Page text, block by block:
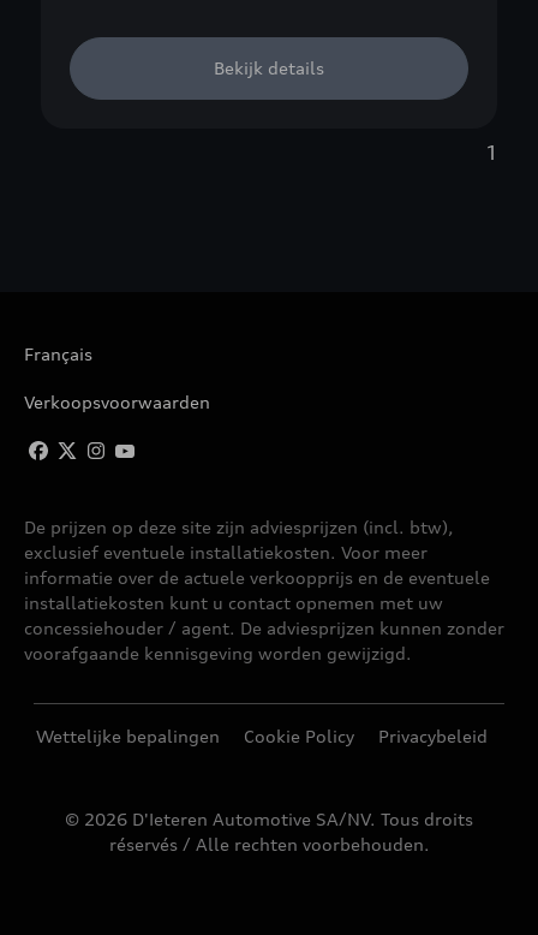
Bekijk details
1
Français
Verkoopsvoorwaarden
De prijzen op deze site zijn adviesprijzen (incl. btw),
exclusief eventuele installatiekosten. Voor meer
informatie over de actuele verkoopprijs en de eventuele
installatiekosten kunt u contact opnemen met uw
concessiehouder / agent. De adviesprijzen kunnen zonder
voorafgaande kennisgeving worden gewijzigd.
Wettelijke bepalingen Cookie Policy Privacybeleid
© 2026 D'Ieteren Automotive SA/NV. Tous droits
réservés / Alle rechten voorbehouden.